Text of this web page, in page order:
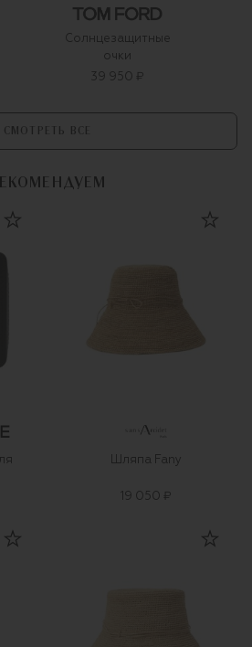
Солнцезащитные
очки
39 950 ₽
СМОТРЕТЬ ВСЕ
Шляпа Fany
19 050 ₽